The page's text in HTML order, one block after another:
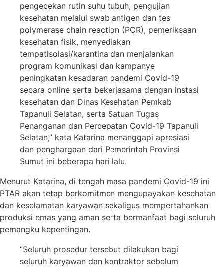
pengecekan rutin suhu tubuh, pengujian
kesehatan melalui swab antigen dan tes
polymerase chain reaction (PCR), pemeriksaan
kesehatan fisik, menyediakan
tempatisolasi/karantina dan menjalankan
program komunikasi dan kampanye
peningkatan kesadaran pandemi Covid-19
secara online serta bekerjasama dengan instasi
kesehatan dan Dinas Kesehatan Pemkab
Tapanuli Selatan, serta Satuan Tugas
Penanganan dan Percepatan Covid-19 Tapanuli
Selatan,” kata Katarina menanggapi apresiasi
dan penghargaan dari Pemerintah Provinsi
Sumut ini beberapa hari lalu.
Menurut Katarina, di tengah masa pandemi Covid-19 ini
PTAR akan tetap berkomitmen mengupayakan kesehatan
dan keselamatan karyawan sekaligus mempertahankan
produksi emas yang aman serta bermanfaat bagi seluruh
pemangku kepentingan.
“Seluruh prosedur tersebut dilakukan bagi
seluruh karyawan dan kontraktor sebelum